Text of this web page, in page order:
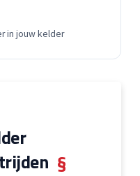
§
in jouw kelder